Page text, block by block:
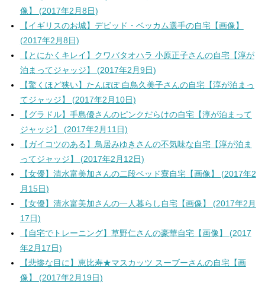
像】 (2017年2月8日)
【イギリスのお城】デビッド・ベッカム選手の自宅【画像】
(2017年2月8日)
【とにかくキレイ】クワバタオハラ 小原正子さんの自宅【淳が
泊まってジャッジ】 (2017年2月9日)
【驚くほど狭い】たんぽぽ 白鳥久美子さんの自宅【淳が泊まっ
てジャッジ】 (2017年2月10日)
【グラドル】手島優さんのピンクだらけの自宅【淳が泊まって
ジャッジ】 (2017年2月11日)
【ガイコツのある】鳥居みゆきさんの不気味な自宅【淳が泊ま
ってジャッジ】 (2017年2月12日)
【女優】清水富美加さんの二段ベッド寮自宅【画像】 (2017年2
月15日)
【女優】清水富美加さんの一人暮らし自宅【画像】 (2017年2月
17日)
【自宅でトレーニング】草野仁さんの豪華自宅【画像】 (2017
年2月17日)
【悲惨な目に】恵比寿★マスカッツ スーブーさんの自宅【画
像】 (2017年2月19日)